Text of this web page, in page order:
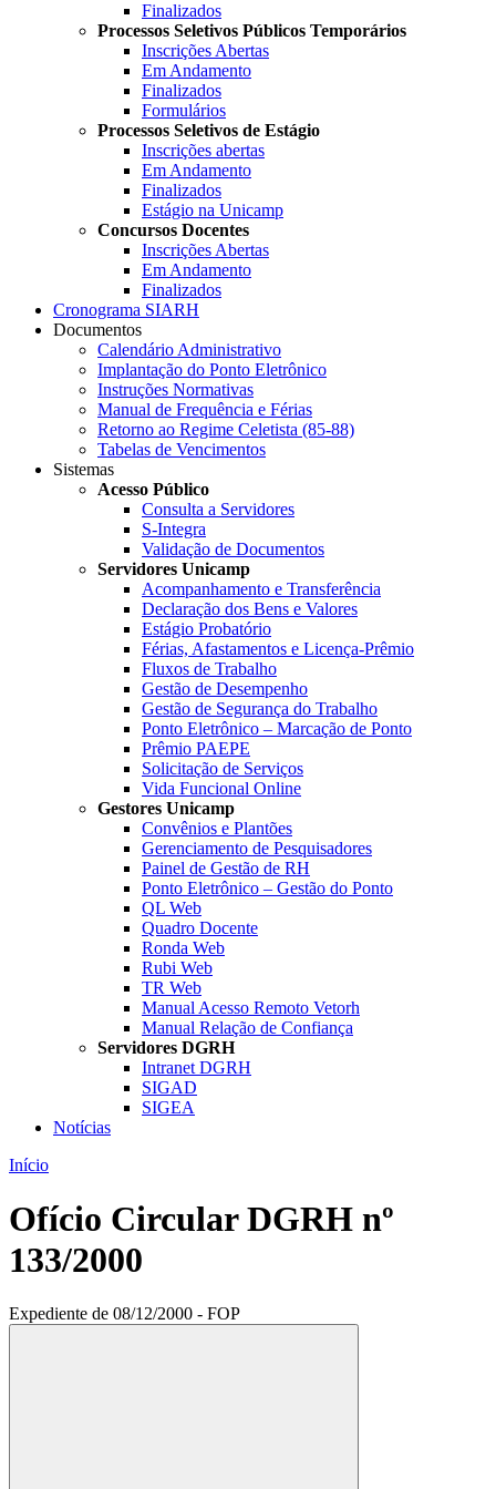
Finalizados
Processos Seletivos Públicos Temporários
Inscrições Abertas
Em Andamento
Finalizados
Formulários
Processos Seletivos de Estágio
Inscrições abertas
Em Andamento
Finalizados
Estágio na Unicamp
Concursos Docentes
Inscrições Abertas
Em Andamento
Finalizados
Cronograma SIARH
Documentos
Calendário Administrativo
Implantação do Ponto Eletrônico
Instruções Normativas
Manual de Frequência e Férias
Retorno ao Regime Celetista (85-88)
Tabelas de Vencimentos
Sistemas
Acesso Público
Consulta a Servidores
S-Integra
Validação de Documentos
Servidores Unicamp
Acompanhamento e Transferência
Declaração dos Bens e Valores
Estágio Probatório
Férias, Afastamentos e Licença-Prêmio
Fluxos de Trabalho
Gestão de Desempenho
Gestão de Segurança do Trabalho
Ponto Eletrônico – Marcação de Ponto
Prêmio PAEPE
Solicitação de Serviços
Vida Funcional Online
Gestores Unicamp
Convênios e Plantões
Gerenciamento de Pesquisadores
Painel de Gestão de RH
Ponto Eletrônico – Gestão do Ponto
QL Web
Quadro Docente
Ronda Web
Rubi Web
TR Web
Manual Acesso Remoto Vetorh
Manual Relação de Confiança
Servidores DGRH
Intranet DGRH
SIGAD
SIGEA
Notícias
Início
Ofício Circular DGRH nº
133/2000
Expediente de 08/12/2000 - FOP